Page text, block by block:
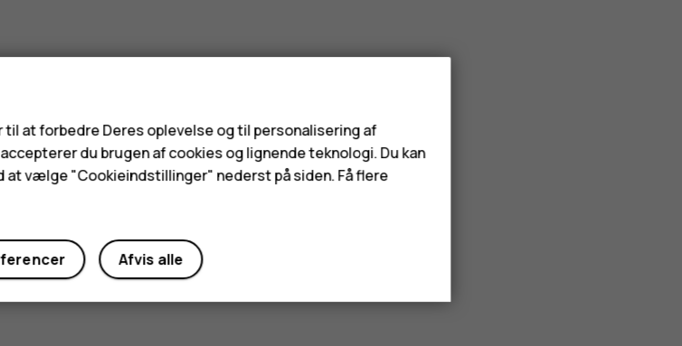
at forbedre Deres oplevelse og til personalisering af
du brugen af cookies og lignende teknologi. Du kan
vælge "Cookieindstillinger" nederst på siden. Få flere
Afvis alle